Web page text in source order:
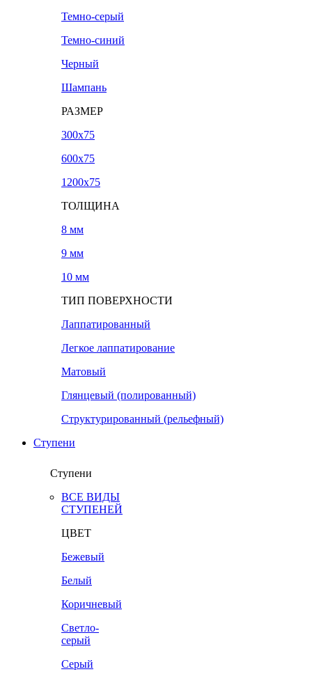
Темно-серый
Темно-синий
Черный
Шампань
РАЗМЕР
300х75
600х75
1200х75
ТОЛЩИНА
8 мм
9 мм
10 мм
ТИП ПОВЕРХНОСТИ
Лаппатированный
Легкое лаппатирование
Матовый
Глянцевый (полированный)
Структурированный (рельефный)
Ступени
Ступени
ВСЕ ВИДЫ
СТУПЕНЕЙ
ЦВЕТ
Бежевый
Белый
Коричневый
Светло-
серый
Серый